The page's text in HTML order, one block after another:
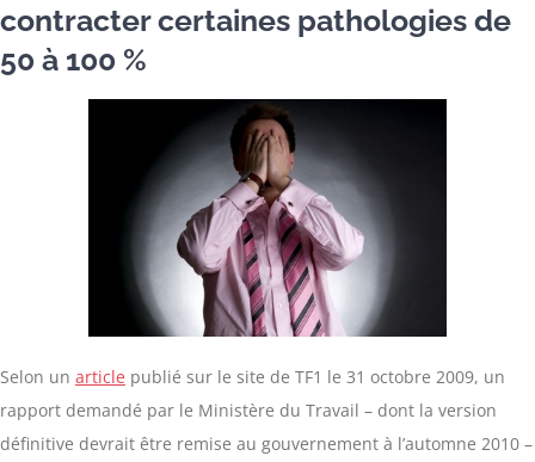
contracter certaines pathologies de
50 à 100 %
Selon un article publié sur le site de TF1 le 31 octobre 2009, un
rapport demandé par le Ministère du Travail – dont la version
définitive devrait être remise au gouvernement à l’automne 2010 –